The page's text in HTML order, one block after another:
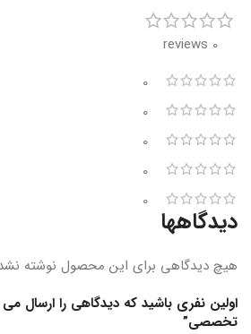
0 reviews
0
0
0
0
0
دیدگاهها
هیچ دیدگاهی برای این محصول نوشته
اولین نفری باشید که دیدگاهی را ارسال
تخصصی”